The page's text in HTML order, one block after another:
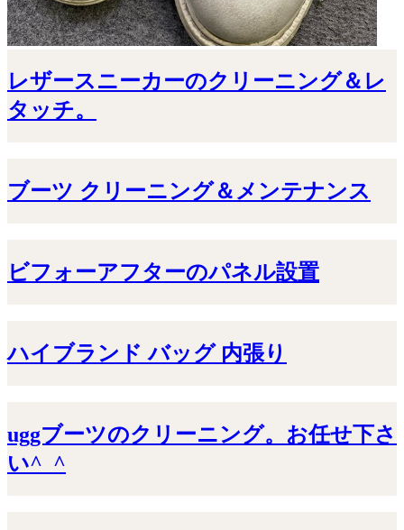
レザースニーカーのクリーニング＆レ
タッチ。
ブーツ クリーニング＆メンテナンス
ビフォーアフターのパネル設置
ハイブランド バッグ 内張り
uggブーツのクリーニング。お任せ下さ
い^_^